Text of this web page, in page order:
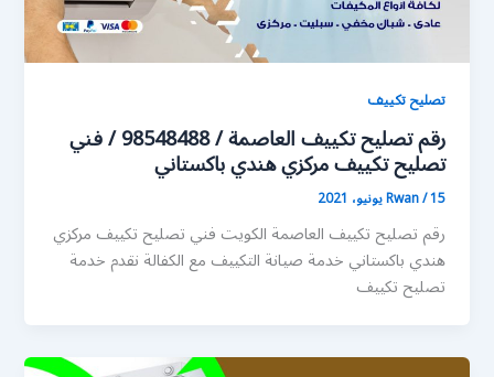
تصليح تكييف
رقم تصليح تكييف العاصمة / 98548488 / فني
تصليح تكييف مركزي هندي باكستاني
Rwan/15 يونيو، 2021
رقم تصليح تكييف العاصمة الكويت فني تصليح تكييف مركزي
هندي باكستاني خدمة صيانة التكييف مع الكفالة نقدم خدمة
تصليح تكييف